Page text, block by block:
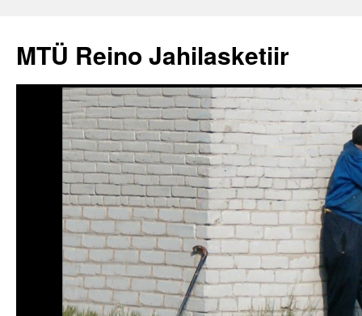
juurde
MTÜ Reino Jahilasketiir